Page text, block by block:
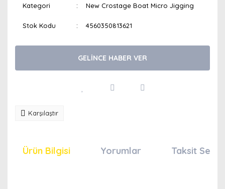
Kategori New Crostage Boat Micro Jigging
Stok Kodu 4560350813621
GELİNCE HABER VER
Karşılaştır
Ürün Bilgisi Yorumlar Taksit